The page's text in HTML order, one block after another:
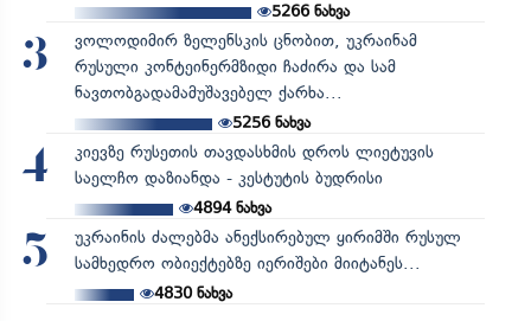
5266ნახვა
3
ვოლოდიმირ ზელენსკის ცნობით, უკრაინამ
რუსული კონტეინერმზიდი ჩაძირა და სამ
ნავთობგადამამუშავებელ ქარხა...
5256ნახვა
4
კიევზე რუსეთის თავდასხმის დროს ლიეტუვის
საელჩო დაზიანდა - კესტუტის ბუდრისი
4894ნახვა
5
უკრაინის ძალებმა ანექსირებულ ყირიმში რუსულ
სამხედრო ობიექტებზე იერიშები მიიტანეს...
4830ნახვა